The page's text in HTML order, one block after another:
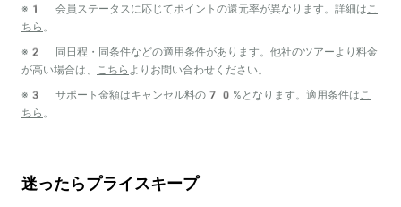
※1 会員ステータスに応じてポイントの還元率が異なります。詳細はこ
ちら 。
※2 同日程・同条件などの適用条件があります。他社のツアーより料金
が高い場合は、 こちら よりお問い合わせください。
※3 サポート金額はキャンセル料の70%となります。適用条件はこ
ちら 。
迷ったらプライスキープ